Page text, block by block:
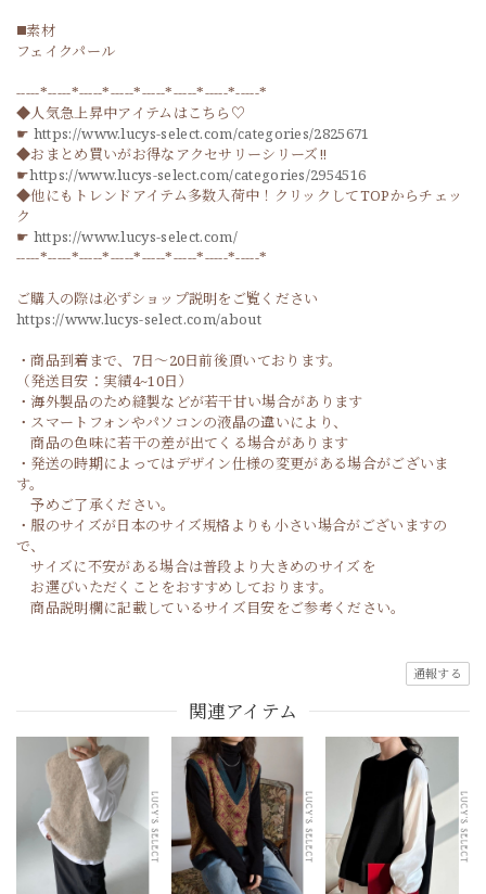
◼️素材
フェイクパール
-----*-----*-----*-----*-----*-----*-----*-----*
◆人気急上昇中アイテムはこちら♡
☛ https://www.lucys-select.com/categories/2825671
◆おまとめ買いがお得なアクセサリーシリーズ‼
☛https://www.lucys-select.com/categories/2954516
◆他にもトレンドアイテム多数入荷中！クリックしてTOPからチェッ
ク
☛ https://www.lucys-select.com/
-----*-----*-----*-----*-----*-----*-----*-----*
ご購入の際は必ずショップ説明をご覧ください
https://www.lucys-select.com/about
・商品到着まで、7日～20日前後頂いております。
（発送目安：実績4~10日）
・海外製品のため縫製などが若干甘い場合があります
・スマートフォンやパソコンの液晶の違いにより、
商品の色味に若干の差が出てくる場合があります
・発送の時期によってはデザイン仕様の変更がある場合がございま
す。
予めご了承ください。
・服のサイズが日本のサイズ規格よりも小さい場合がございますの
で、
サイズに不安がある場合は普段より大きめのサイズを
お選びいただくことをおすすめしております。
商品説明欄に記載しているサイズ目安をご参考ください。
通報する
関連アイテム